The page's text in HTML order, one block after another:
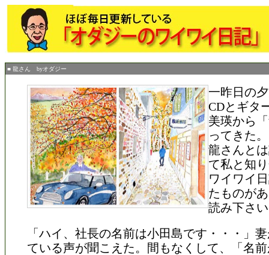
■ 龍さん byオダジー
一昨日の
CDとギタ
美瑛から
ってきた。
龍さんと
て私と知
ワイワイ
たものが
読み下さ
「ハイ、社長の名前は小田島です・・・」
ている声が聞こえた。間もなくして、「名